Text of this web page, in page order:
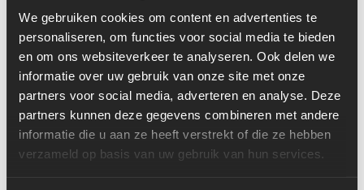
We gebruiken cookies om content en advertenties te
personaliseren, om functies voor social media te bieden
en om ons websiteverkeer te analyseren. Ook delen we
informatie over uw gebruik van onze site met onze
partners voor social media, adverteren en analyse. Deze
partners kunnen deze gegevens combineren met andere
informatie die u aan ze heeft verstrekt of die ze hebben
verzameld op basis van uw gebruik van hun services.